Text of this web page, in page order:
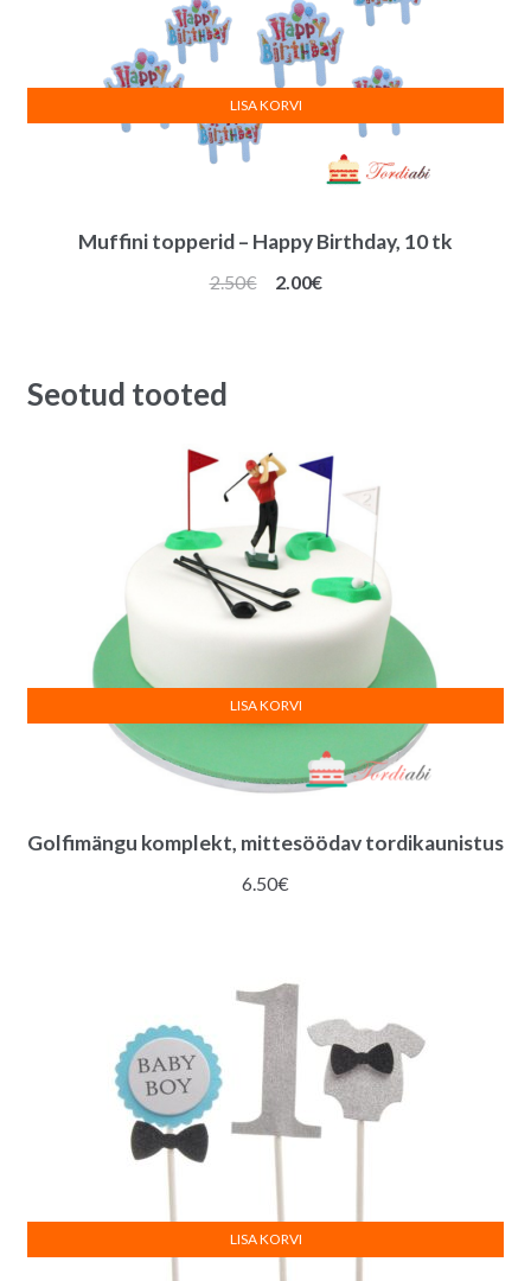
Muffini topperid – Happy Birthday, 10 tk
2.50€
Algne
2.00€Praegune
LISA KORVI
Seotud tooted
Golfimängu komplekt, mittesöödav tordikaunistus
6.50€
LISA KORVI
LISA KORVI